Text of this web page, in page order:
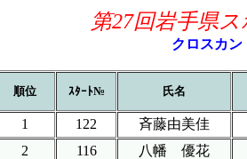
第27回岩手県
クロスカ
順位 ｽﾀｰﾄ№ 氏名
1 122
斉藤由美佳
2
116
八幡 優花